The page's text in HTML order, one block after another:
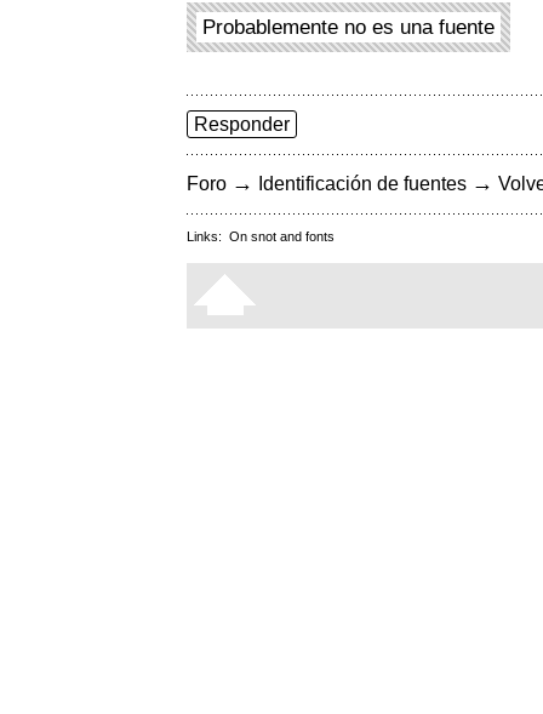
Probablemente no es una fuente
Responder
Foro → Identificación de fuentes →
Links: On snot and fonts